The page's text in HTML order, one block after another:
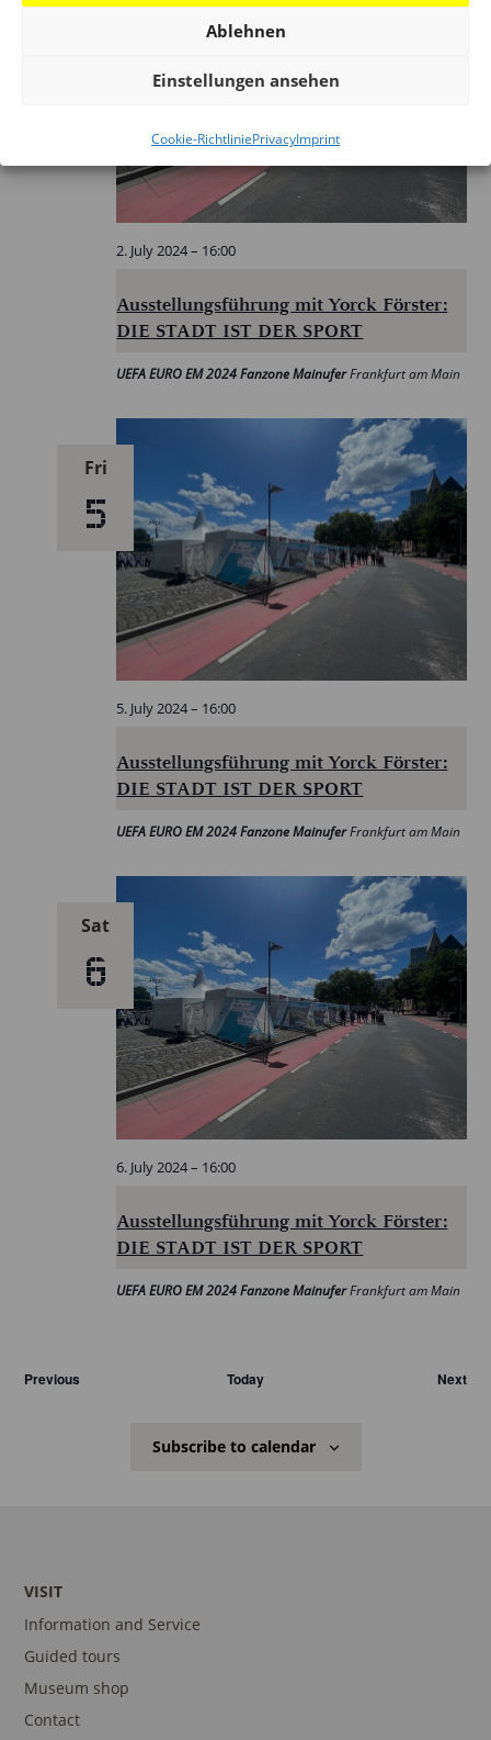
Ablehnen
Einstellungen ansehen
Cookie-RichtliniePrivacyImprint
Tue
Ausstellungsführung mit Yorck Förster:
DIE STADT IST DER SPORT
2. July 2024 – 16:00
UEFA EURO EM 2024 Fanzone MainuferFrankfurt am Main
Fri
5
Ausstellungsführung mit Yorck Förster:
DIE STADT IST DER SPORT
5. July 2024 – 16:00
UEFA EURO EM 2024 Fanzone MainuferFrankfurt am Main
Sat
6
Ausstellungsführung mit Yorck Förster:
DIE STADT IST DER SPORT
6. July 2024 – 16:00
UEFA EURO EM 2024 Fanzone MainuferFrankfurt am Main
Previous Today Next
Subscribe to calendar
VISIT
Information and Service
Guided tours
Museum shop
Contact